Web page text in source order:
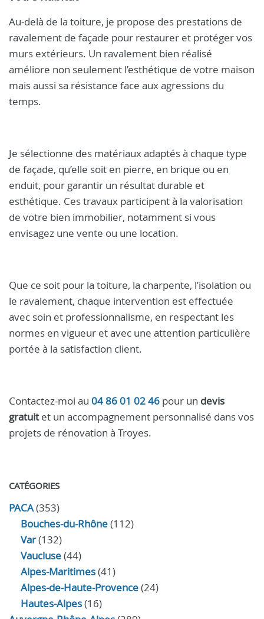
Au-delà de la toiture, je propose des prestations de
ravalement de façade pour restaurer et protéger vos
murs extérieurs. Un ravalement bien réalisé
améliore non seulement l’esthétique de votre maison
mais aussi sa résistance face aux agressions du
temps.
Je sélectionne des matériaux adaptés à chaque type
de façade, qu’elle soit en pierre, en brique ou en
enduit, pour garantir un résultat durable et
esthétique. Ces travaux participent à la valorisation
de votre bien immobilier, notamment si vous
envisagez une vente ou une location.
Que ce soit pour la toiture, la charpente, l’isolation ou
le ravalement, chaque intervention est effectuée
avec soin et professionnalisme, en respectant les
normes en vigueur et avec une attention particulière
portée à la satisfaction client.
Contactez-moi au 04 86 01 02 46 pour un devis
gratuitet un accompagnement personnalisé dans vos
projets de rénovation à Troyes.
CATÉGORIES
PACA(353)
Bouches-du-Rhône(112)
Var(132)
Vaucluse(44)
Alpes-Maritimes(41)
Alpes-de-Haute-Provence(24)
Hautes-Alpes(16)